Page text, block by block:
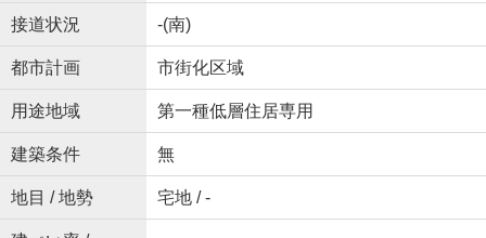
接道状況 -(南)
都市計画 市街化区域
用途地域 第一種低層住居専用
建築条件 無
地目 / 地勢 宅地 / -